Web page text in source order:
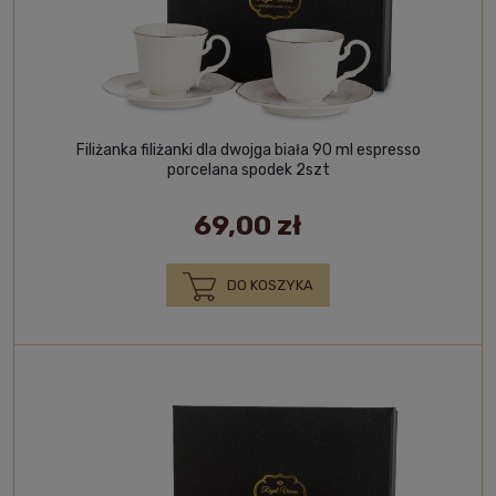
Filiżanka filiżanki dla dwojga biała 90 ml espresso
porcelana spodek 2szt
69,00 zł
DO KOSZYKA